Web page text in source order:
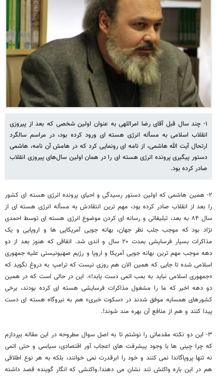
۱- چند سال قبل آقای رضا امراللهی به عنوان اولین شخصی که بعد از پیروزی
انقلاب اسلامی به مسأله انرژی هسته ای ورود کرده بود، در مراسم سالگرد
ارتحال آیت الله هاشمی، از نامه ای رونمایی کرد که در هامش آن نامه، هاشمی
دستور پیگیری پرونده انرژی هسته ای را در همان اولین سال‌های پیروزی انقلاب
صادر کرده بود.
۲- همین هاشمی که اولین دستور رسیدگی و احیای پرونده انرژی هسته ای کشور
را بعد از انقلاب صادر کرده بود، مهم ترین انتقادش به مسأله انرژی هسته ای از
سال ۸۴ به بعد، تبلیغاتی و رسانه ای کردن موضوع انرژی هسته ای توسط احمدی
نژاد بود که موجب جلب نظر جهان، بهانه جویی آمریکایی ها و اروپایی و یک
مذاکرات بسیار فرسایشی بمدت ۲۰ سال و اندی شد. اتفاقی که هنوز بعد از دو
دهه موجب مهم ترین بهانه جویی آمریکا و اروپا و رژیم صهیونیستی علیه جمهوری
اسلامی شده تا جایی که همین الان هم روزی نیست که ترامپ به دروغ نگوید که
«جمهوری اسلامی نباید به بمب اتمی دست یابد!». این در حالی است که در همین
دو دهه اخیر که ما را مشغول مذاکرات فرسایشی هسته ای کرده بودند، برخی
کشورهای همسایه موفق شدند در «سکوت خبری» هم به نیروگاه هسته ای دست
پیدا کنند و هم از منافع آن بهره مند شوند!.
۳- این دو نکته مقدماتی را نوشتم تا به اصل سوال مطروحه در این مقاله بپردازم
که چرا چینی ها با وجود پیشرفت های اعجاب آور اقتصادی، سیاسی و حتی اتمی
نه تنها پروپاگاندا نمی کنند و خود را ابرقدرت نمی خوانند، بلکه به هر نوع اطلاقی
هم در این باره واکنش تند نشان می دهند!.واکنشی که انگار گوینده قصد داشته